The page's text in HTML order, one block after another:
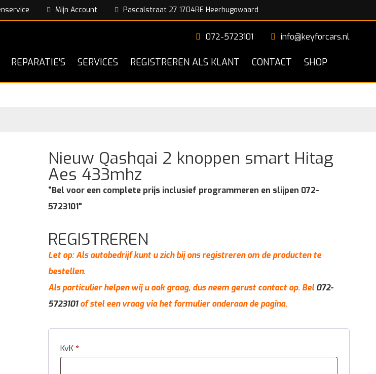
Mijn Account Pascalstraat 27 1704RE Heerhugowaard
072-5723101 info@keyforcars.nl
REPARATIE’S SERVICES REGISTREREN ALS KLANT CONTACT SHOP
Nieuw Qashqai 2 knoppen smart Hitag
Aes 433mhz
"Bel voor een complete prijs inclusief programmeren en slijpen 072-
5723101"
REGISTREREN
Let op: Als autobedrijf kunt u zich bij ons registreren om de producten te
bestellen.
Als particulier helpen wij u ook graag, dus neem gerust contact op. Bel072-
5723101of stel een vraag via het formulier onderaan de pagina.
KvK *